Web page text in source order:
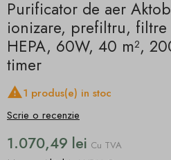
Purificator de aer
ionizare, prefiltru, filtre
HEPA, 60W, 40 m²,
timer
1 produs(e) in stoc
Scrie o recenzie
1.070,49 lei Cu TVA